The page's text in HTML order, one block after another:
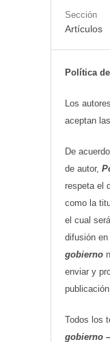
Sección
Artículos
Política
Los
aceptan
De
de autor,
respeta el
como la
el cual
difusión
gobierno
enviar y
Todos los
gobierno –